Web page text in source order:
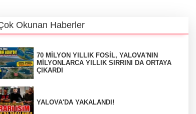
Okunan Haberler
70 MİLYON YILLIK FOSİL, YALOVA'NIN
MİLYONLARCA YILLIK SIRRINI DA ORTAYA
ÇIKARDI
YALOVA'DA YAKALANDI!